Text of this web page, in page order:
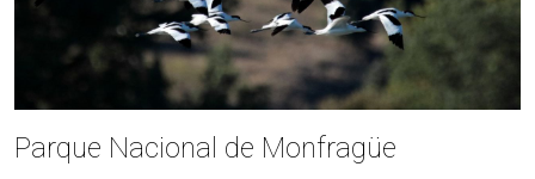
Parque Nacional de Monfragüe